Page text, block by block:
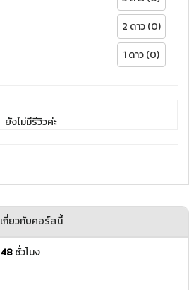
2 ดาว (0)
1 ดาว (0)
ยังไม่มีรีวิวค่ะ
เกี่ยวกับคอร์สนี้
48ชั่วโมง